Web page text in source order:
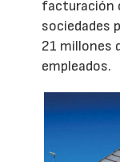
facturación
sociedades
21 millones
empleados.